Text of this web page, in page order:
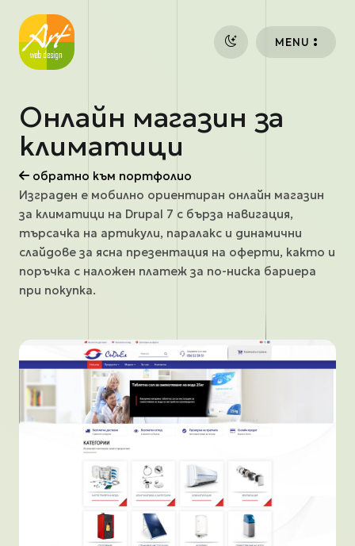
MENU
Онлайн магазин за
климатици
обратно към портфолио
Изграден е мобилно ориентиран онлайн магазин
за климатици на Drupal 7 с бърза навигация,
търсачка на артикули, паралакс и динамични
слайдове за ясна презентация на оферти, както и
поръчка с наложен платеж за по-ниска бариера
при покупка.